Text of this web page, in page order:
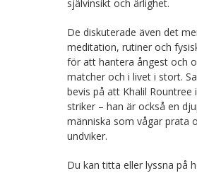
självinsikt och ärlighet.
De diskuterade även det
meditation, rutiner och
för att hantera ångest och
matcher och i livet i stort.
bevis på att Khalil Rountree
striker – han är också en
människa som vågar prata
undviker.
Du kan titta eller lyssna på